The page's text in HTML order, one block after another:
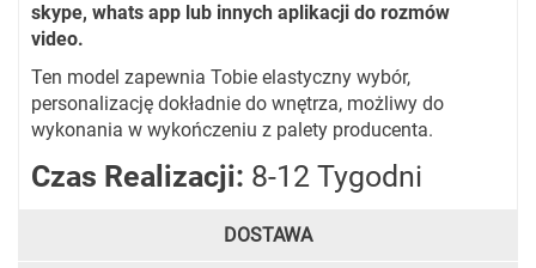
skype, whats app lub innych aplikacji do rozmów
video.
Ten model zapewnia Tobie elastyczny wybór,
personalizację dokładnie do wnętrza, możliwy do
wykonania w wykończeniu z palety producenta.
Czas Realizacji: 8-12 Tygodni
DOSTAWA